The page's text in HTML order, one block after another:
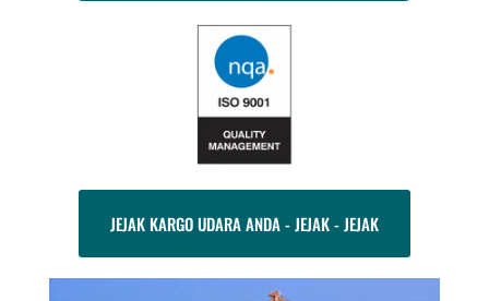
JEJAK KARGO UDARA ANDA - JEJAK - JEJAK